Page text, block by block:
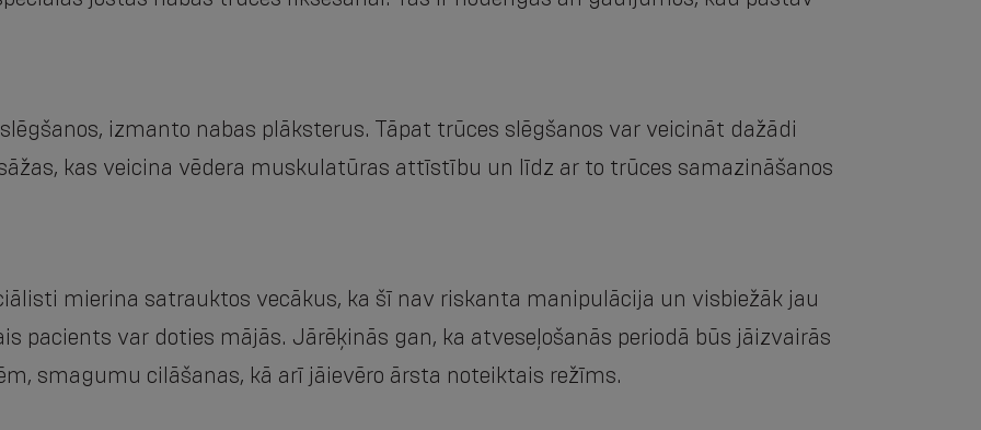
izmanto nabas plāksterus. Tāpat trūces slēgšanos var veicināt dažādi
kas veicina vēdera muskulatūras attīstību un līdz ar to trūces samazināšanos
mierina satrauktos vecākus, ka šī nav riskanta manipulācija un visbiežāk jau
pacients var doties mājās. Jārēķinās gan, ka atveseļošanās periodā būs jāizvairās
smagumu cilāšanas, kā arī jāievēro ārsta noteiktais režīms.